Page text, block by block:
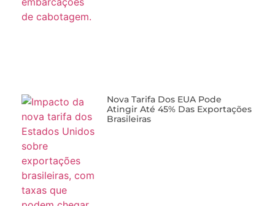
Nova Tarifa Dos EUA Pode
Atingir Até 45% Das Exportações
Brasileiras